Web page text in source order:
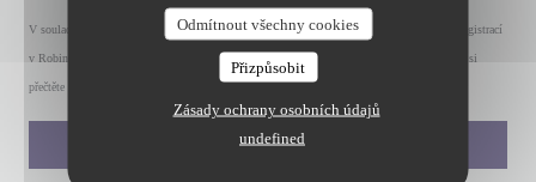
Odmítnout všechny cookies
Přizpůsobit
Zásady ochrany osobních údajů
undefined
V souladu se zákonem o ochraně spotřebitele máte právo odmítnout marketingová volání registrací
v Robinsonově seznamu: robinsonseznam.cz . Pro více informací o zpracování vašich údajů si
přečtěte naše zásady ochrany osobních údajů.